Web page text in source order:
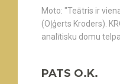
Moto: "Teātris ir
(Oļģerts Kroders).
analītisku domu telpa.
PATS O.K.